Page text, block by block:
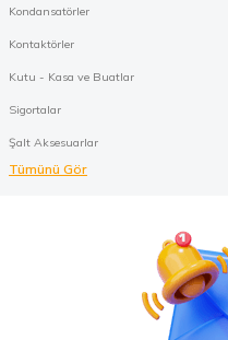
Kondansatörler
Kontaktörler
Kutu - Kasa ve Buatlar
Sigortalar
Şalt Aksesuarlar
Tümünü Gör